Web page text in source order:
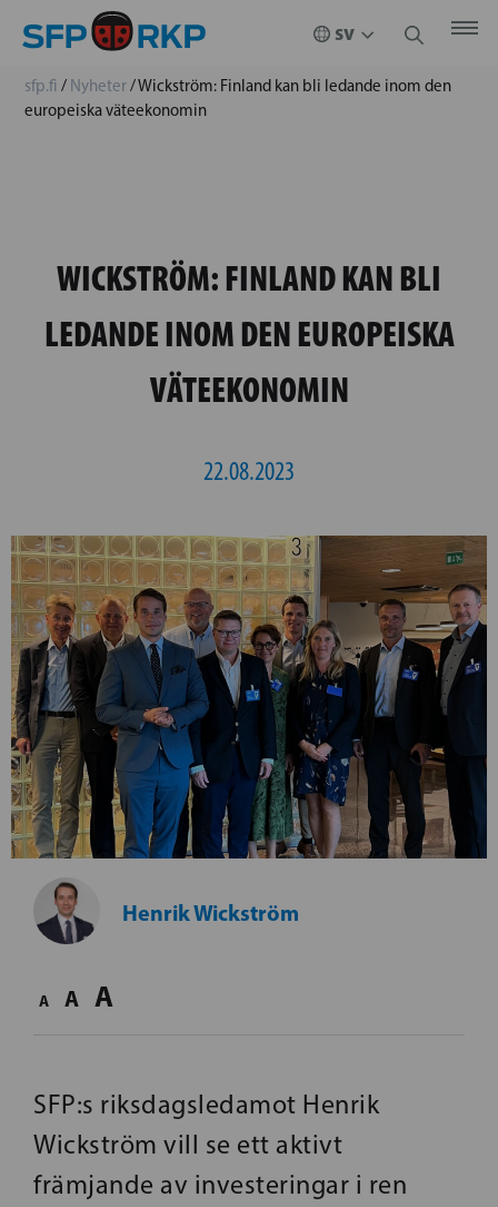
sfp.fi / Nyheter/Wickström: Finland kan bli ledande inom den
europeiska väteekonomin
WICKSTRÖM: FINLAND KAN BLI
LEDANDE INOM DEN EUROPEISKA
VÄTEEKONOMIN
22.08.2023
Henrik Wickström
A A A
SFP:s riksdagsledamot Henrik
Wickström vill se ett aktivt
främjande av investeringar i ren